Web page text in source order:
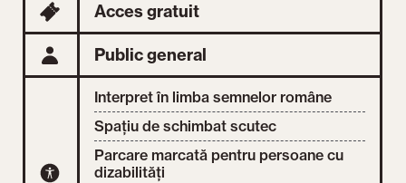
Acces gratuit
Public general
Interpret în limba semnelor române
Spațiu de schimbat scutec
Parcare marcată pentru persoane cu
dizabilități